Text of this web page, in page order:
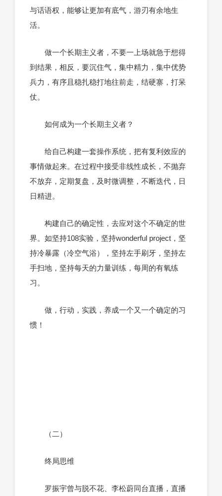
与话语权，能够让更加有底气，游刃有余地生
活。
做一个长期主义者，不要一上场就急于想得
到结果，相反，要沉住气，集中精力，集中优势
兵力，有序且稳扎稳打地往前走，结硬寨，打呆
仗。
如何成为一个长期主义者？
给自己构建一套操作系统，把有复利效应的
事情做起来。在过程中接受非线性成长，不抛弃
不放弃，定期复盘，及时微调整，不断迭代，日
日精进。
构建自己的确定性，去应对这个不确定的世
界。如坚持108实验，坚持wonderful project，坚
持冷暴露（冷空气浴），坚持左手刷牙，坚持左
手扫地，坚持每天的力量训练，每周的有氧练
习。
做，行动，实践，养成一个又一个确定的习
惯！
（二）
终局思维
罗振宇曾与脱不花、李松蔚同台直播，直播